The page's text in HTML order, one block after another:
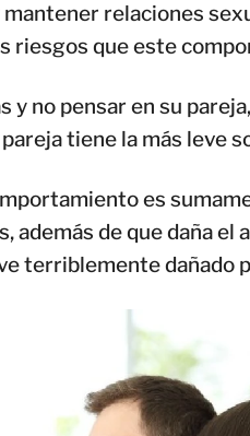
relaciones
riesgos que este
y no pensar en su
tiene la más leve
es
además de que daña
terriblemente dañado